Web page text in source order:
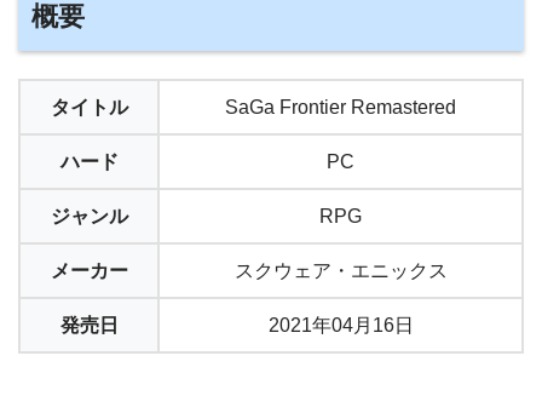
概要
タイトル SaGa Frontier Remastered
ハード PC
ジャンル RPG
メーカー スクウェア・エニックス
発売日 2021年04月16日